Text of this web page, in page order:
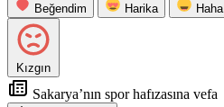
Beğendim Harika Haha
Kızgın
Sakarya’nın spor hafızasına vefa